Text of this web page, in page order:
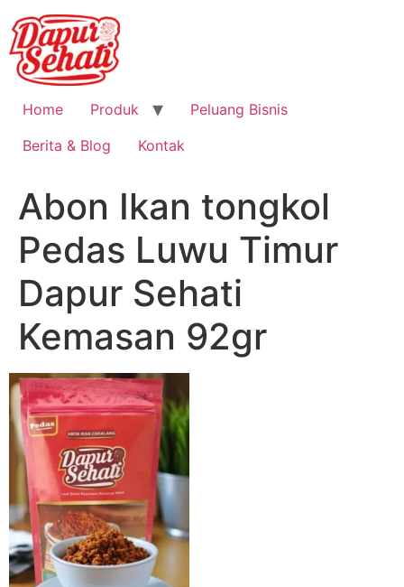
Home Produk
Peluang Bisnis
Berita & Blog
Kontak
Abon Ikan tongkol
Pedas Luwu Timur
Dapur Sehati
Kemasan 92gr